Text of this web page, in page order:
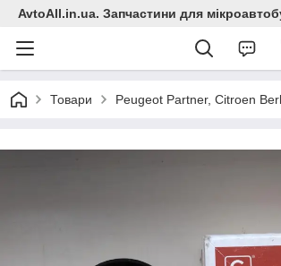
AvtoAll.in.ua. Запчастини для
Товари Peugeot Partner, Citroen